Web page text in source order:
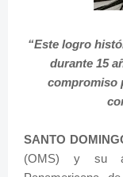
“Este logro
durante 15
compromiso
SANTO
(OMS) y su